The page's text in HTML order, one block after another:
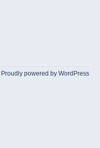
Proudly powered by WordPress